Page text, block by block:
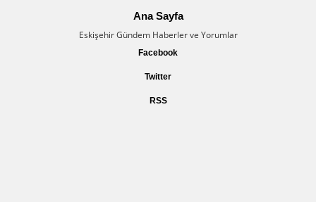
Ana Sayfa
Eskişehir Gündem Haberler ve Yorumlar
Facebook
Twitter
RSS